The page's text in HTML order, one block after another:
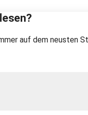
auf dem neusten